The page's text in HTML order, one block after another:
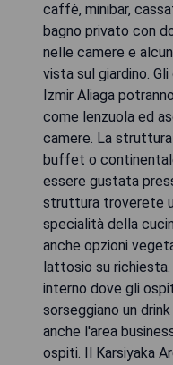
caffè, minibar,
bagno privato con
nelle camere e
vista sul giardino.
Izmir Aliaga
come lenzuola ed
camere. La
buffet o
essere gustata
struttura troverete
specialità della
anche opzioni
lattosio su
interno dove gli
sorseggiano un
anche l'area
ospiti. Il Karsiyaka